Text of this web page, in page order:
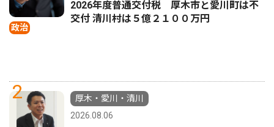
政治
2026年度普通交付税 厚木市と愛川町は不
交付 清川村は５億２１００万円
2
厚木・愛川・清川
2026.08.06